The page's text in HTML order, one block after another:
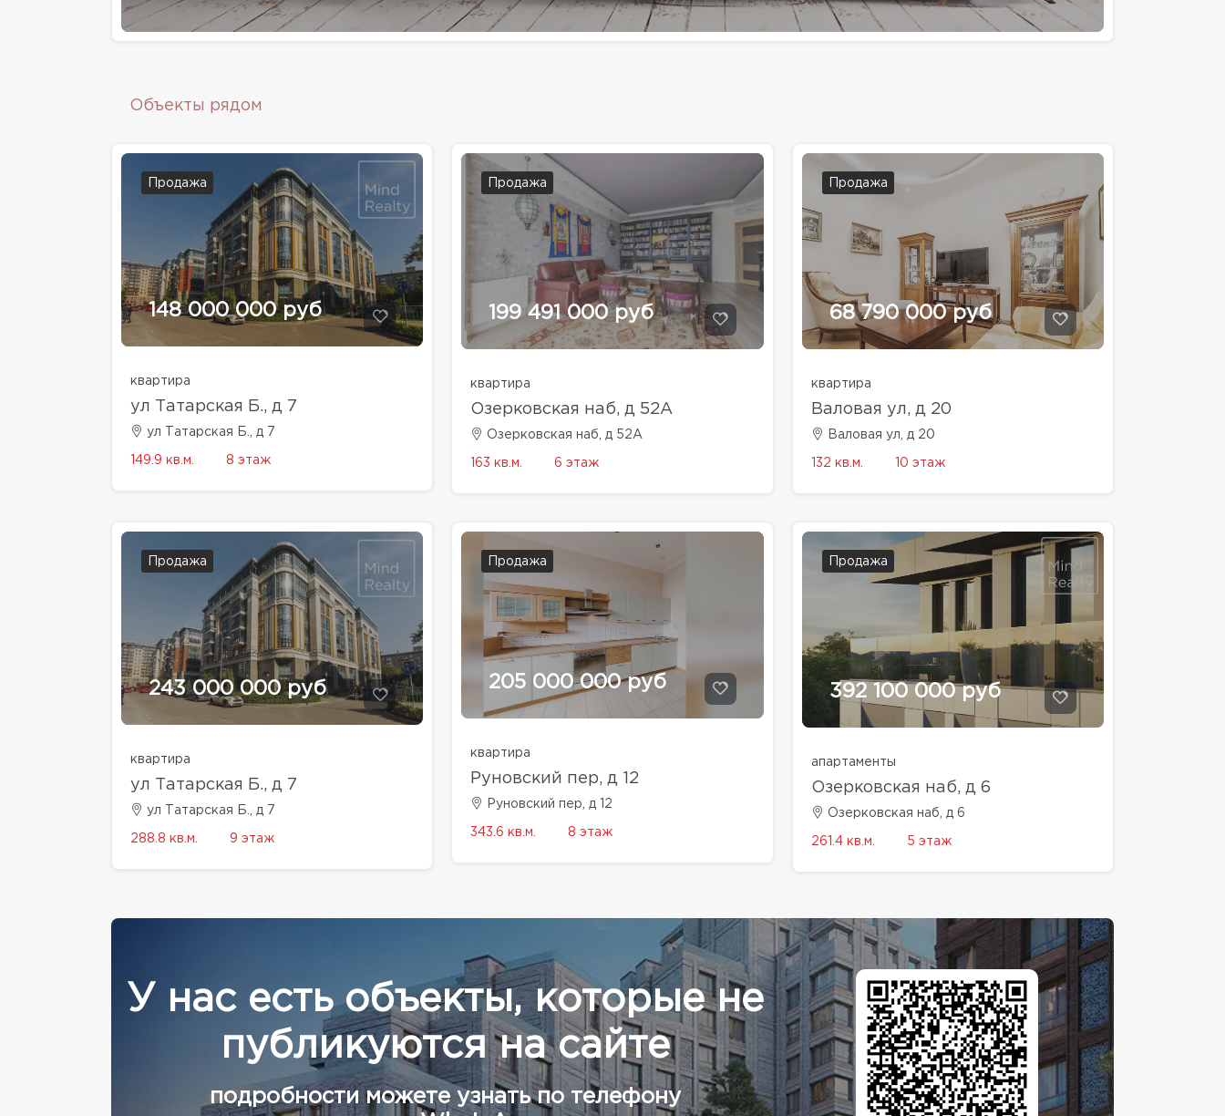
Объекты рядом
Продажа
148 000 000 руб
квартира
ул Татарская Б., д 7
ул Татарская Б., д 7
149.9 кв.м. 8 этаж
Продажа
199 491 000 руб
квартира
Озерковская наб, д 52А
Озерковская наб, д 52А
163 кв.м. 6 этаж
Продажа
68 790 000 руб
квартира
Валовая ул, д 20
Валовая ул, д 20
132 кв.м. 10 этаж
Продажа
243 000 000 руб
квартира
ул Татарская Б., д 7
ул Татарская Б., д 7
288.8 кв.м. 9 этаж
Продажа
205 000 000 руб
квартира
Руновский пер, д 12
Руновский пер, д 12
343.6 кв.м. 8 этаж
Продажа
392 100 000 руб
апартаменты
Озерковская наб, д 6
Озерковская наб, д 6
261.4 кв.м. 5 этаж
У нас есть объекты, которые не
публикуются на сайте
подробности можете узнать по телефону